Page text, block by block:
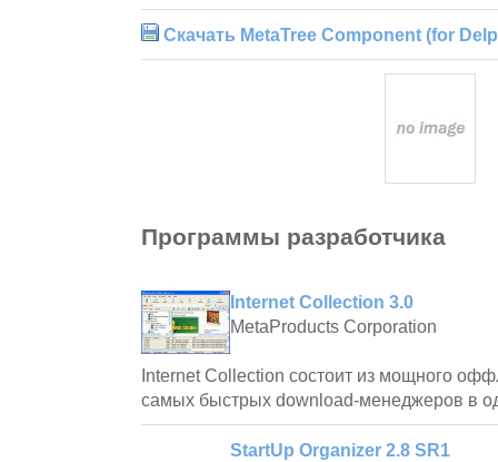
Скачать MetaTree Component (for
Программы разработчика
Internet Collection 3.0
MetaProducts Corporation
Internet Collection состоит из мощного
самых быстрых download-менеджеров в
StartUp Organizer 2.8 SR1